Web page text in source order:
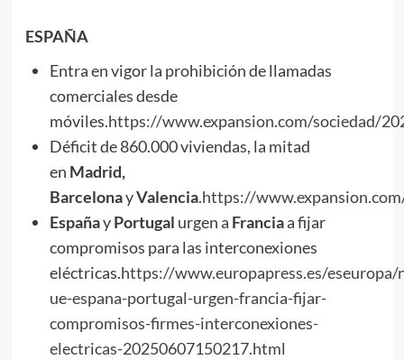
ESPAÑA
Entra en vigor la prohibición de llamadas
comerciales desde
móviles.https://www.expansion.com/sociedad/
Déficit de 860.000 viviendas, la mitad
en Madrid,
BarcelonayValencia.https://
EspañayPortugal urgen a Franciaa fijar
compromisos para las interconexiones
eléctricas.https://www.europapress.es/eseuropa/
ue-espana-portugal-urgen-francia-fijar-
compromisos-firmes-interconexiones-
electricas-20250607150217.html